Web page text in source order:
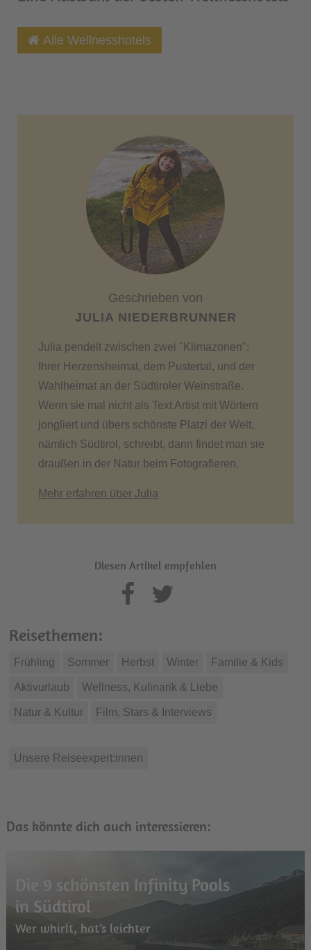
Alle Wellnesshotels
Geschrieben von
JULIA NIEDERBRUNNER
Julia pendelt zwischen zwei "Klimazonen":
Ihrer Herzensheimat, dem Pustertal, und der
Wahlheimat an der Südtiroler Weinstraße.
Wenn sie mal nicht als Text Artist mit Wörtern
jongliert und übers schönste Platzl der Welt,
nämlich Südtirol, schreibt, dann findet man sie
draußen in der Natur beim Fotografieren.
Mehr erfahren über Julia
Diesen Artikel empfehlen
Reisethemen:
Frühling Sommer Herbst Winter Familie & Kids
Aktivurlaub Wellness, Kulinarik & Liebe
Natur & Kultur Film, Stars & Interviews
Unsere Reiseexpert:innen
Das könnte dich auch interessieren:
Die 9 schönsten Infinity Pools
in Südtirol
Wer whirlt, hat’s leichter